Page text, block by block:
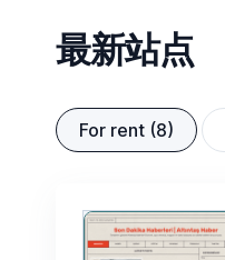
最新站点
For rent (8)